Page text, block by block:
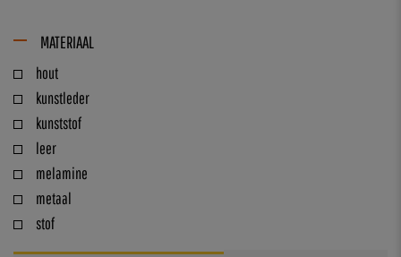
MATERIAAL
hout
kunstleder
kunststof
leer
melamine
metaal
stof